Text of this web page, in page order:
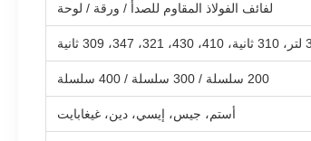
لفائف الفولاذ المقاوم للصدأ / ورقة / لوحة
200 سلسلة / 300 سلسلة / 400 سلسلة
أستم، جيس، إيسي، دين، غيغابايت